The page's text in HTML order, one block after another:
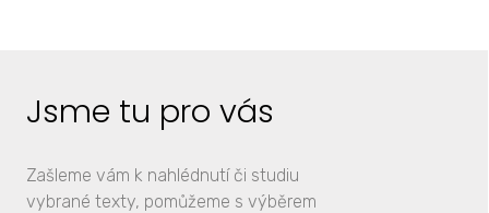
Jsme tu pro vás
Zašleme vám k nahlédnutí či studiu
vybrané texty, pomůžeme s výběrem